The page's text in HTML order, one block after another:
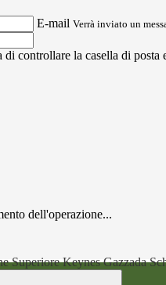
E-mail Verrà inviato un
controllare la casella di posta
dell'operazione...